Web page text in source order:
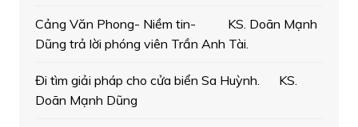
Cảng Văn Phong- Niềm tin- KS. Doãn Mạnh
Dũng trả lời phóng viên Trần Anh Tài.
Đi tìm giải pháp cho cửa biển Sa Huỳnh. KS.
Doãn Mạnh Dũng